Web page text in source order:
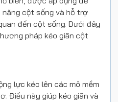
cột sống và hỗ trợ
đến cột sống. Dưới đây
pháp kéo giãn cột
lực kéo lên các mô mềm
Điều này giúp kéo giãn và